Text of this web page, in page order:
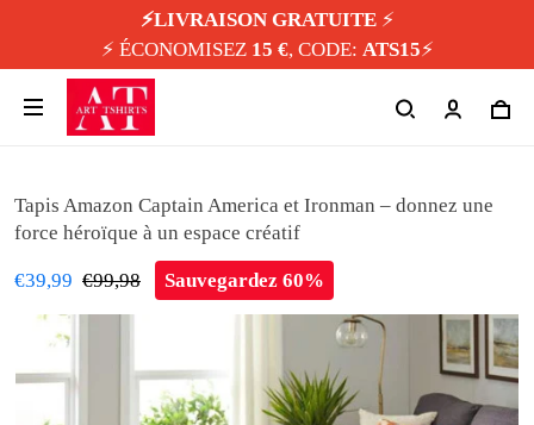
⚡️LIVRAISON GRATUITE⚡️
⚡️ ÉCONOMISEZ 15 €, CODE: ATS15⚡️
Tapis Amazon Captain America et Ironman – donnez une
force héroïque à un espace créatif
€39,99 €99,98 Sauvegardez 60%